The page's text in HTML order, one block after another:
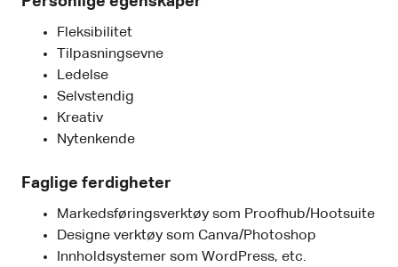
Fleksibilitet
Tilpasningsevne
Ledelse
Selvstendig
Kreativ
Nytenkende
Faglige ferdigheter
Markedsføringsverktøy som Proofhub/Hootsuite
Designe verktøy som Canva/Photoshop
Innholdsystemer som WordPress, etc.